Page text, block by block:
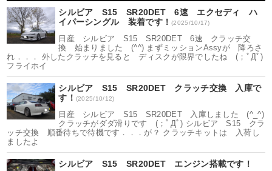
シルビア S15 SR20DET 6速 エクセディ ハ
イパーシングル 装着です！(2025/10/17)
日産 シルビア S15 SR20DET 6速 クラッチ交
換 始まりました (^^) まずミッションAssyが 降ろさ
れ．．． 外したクラッチを見ると ディスクが限界でしたね (；ﾟДﾟ)
フライホイ
シルビア S15 SR20DET クラッチ交換 入庫で
す！ (2025/10/12)
日産 シルビア S15 SR20DET 入庫しました (^_^)
クラッチがダダ滑りです (；ﾟДﾟ) シルビア S15 クラ
ッチ交換 順番待ちで待機です．．．が？ クラッチキットは 入荷し
ましたよ
シルビア S15 SR20DET エンジン搭載です！